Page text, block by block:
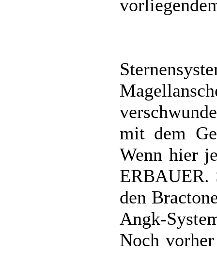
mit dem
Wenn hier
ERBAUER.
den
Angk-
Noch